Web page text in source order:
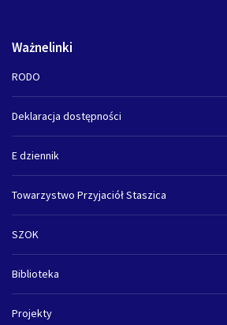
Ważnelinki
RODO
Deklaracja dostępności
E dziennik
Towarzystwo Przyjaciół Staszica
SZOK
Biblioteka
Projekty